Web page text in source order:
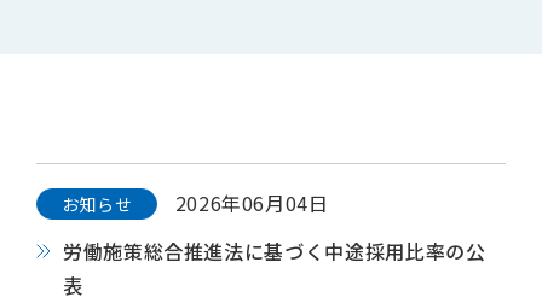
お知らせ
2026年06月04日
労働施策総合推進法に基づく中途採用比率の公
表